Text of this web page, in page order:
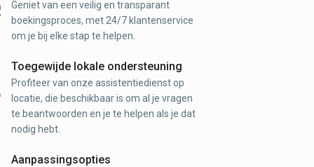
Geniet van een veilig en transparant
boekingsproces, met 24/7 klantenservice
om je bij elke stap te helpen.
Toegewijde lokale ondersteuning
Profiteer van onze assistentiedienst op
locatie, die beschikbaar is om al je vragen
te beantwoorden en je te helpen als je dat
nodig hebt.
Aanpassingsopties